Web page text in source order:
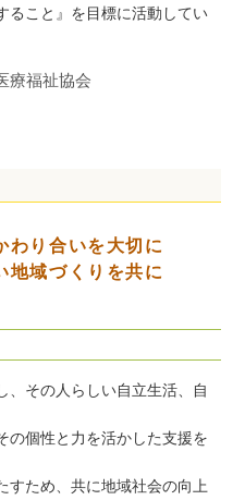
ること』を目標に活動してい
療福祉協会
わり合いを大切に
地域づくりを共に
、その人らしい自立生活、自
の個性と力を活かした支援を
すため、共に地域社会の向上